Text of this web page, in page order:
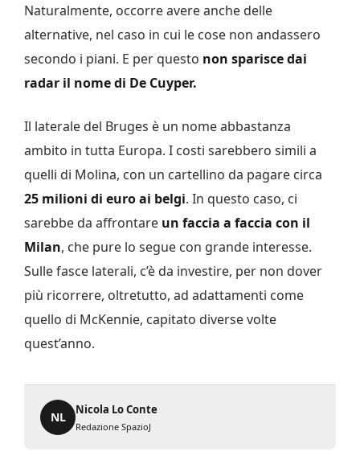
Naturalmente, occorre avere anche delle
alternative, nel caso in cui le cose non andassero
secondo i piani. E per questo non sparisce dai
radar il nome di De Cuyper.
Il laterale del Bruges è un nome abbastanza
ambito in tutta Europa. I costi sarebbero simili a
quelli di Molina, con un cartellino da pagare circa
25 milioni di euro ai belgi. In questo caso, ci
sarebbe da affrontare un faccia a faccia con il
Milan, che pure lo segue con grande interesse.
Sulle fasce laterali, c’è da investire, per non dover
più ricorrere, oltretutto, ad adattamenti come
quello di McKennie, capitato diverse volte
quest’anno.
NL
Nicola Lo Conte
Redazione SpazioJ